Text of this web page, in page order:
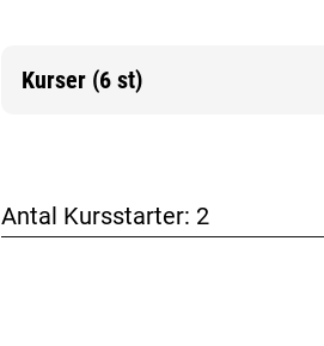
Kurser (6 st)
Mer information
Antal Kursstarter: 2